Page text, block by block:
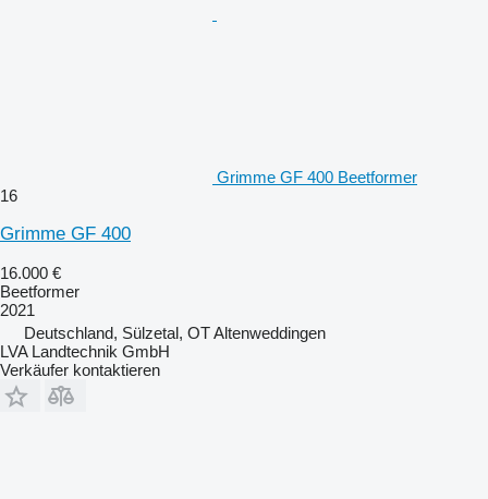
Grimme GF 400 Beetformer
16
Grimme GF 400
16.000 €
Beetformer
2021
Deutschland, Sülzetal, OT Altenweddingen
LVA Landtechnik GmbH
Verkäufer kontaktieren